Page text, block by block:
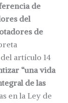
de
del
de
artículo 14
“una vida
de las
en la Ley de